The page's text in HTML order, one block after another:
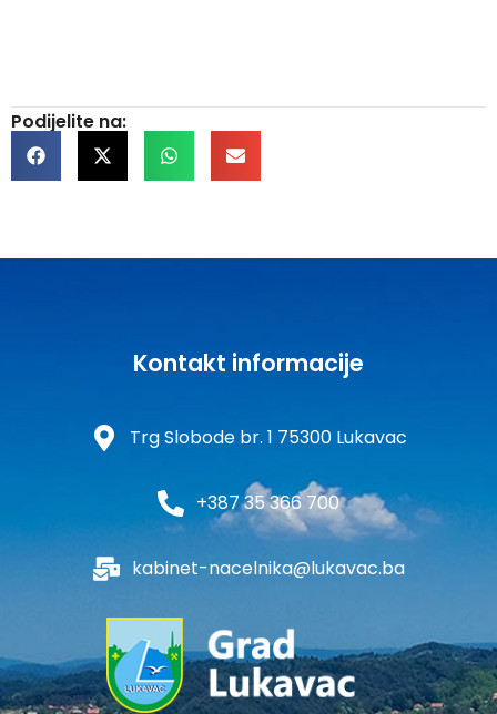
Podijelite na:
Kontakt informacije
Trg Slobode br. 1 75300 Lukavac
+387 35 366 700
kabinet-nacelnika@lukavac.ba